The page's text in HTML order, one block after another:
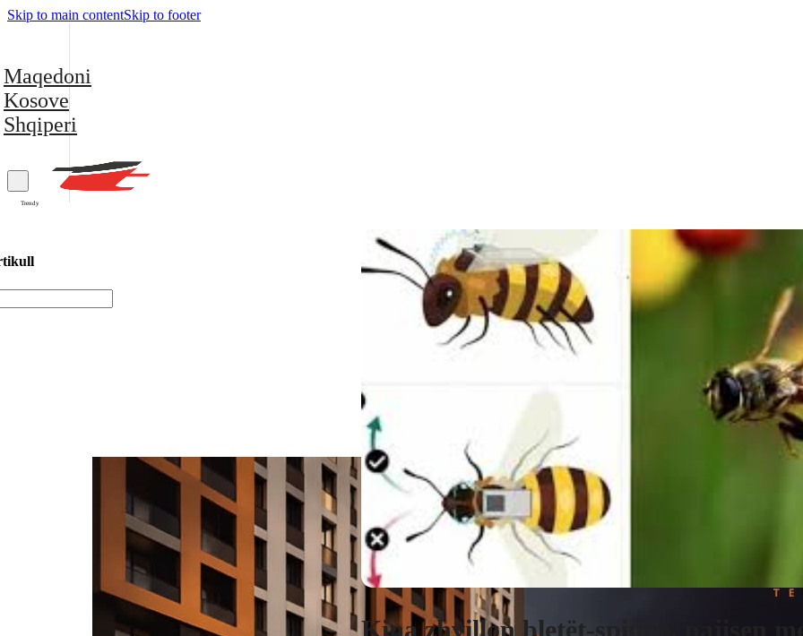
Skip to main contentSkip to footer
Maqedoni
Kosove
Shqiperi
Trendy
Kina zhvillon bletët-spiune, pajisen